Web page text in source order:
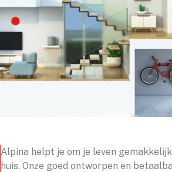
Alpina helpt je om je leven
huis. Onze goed ontworpen en